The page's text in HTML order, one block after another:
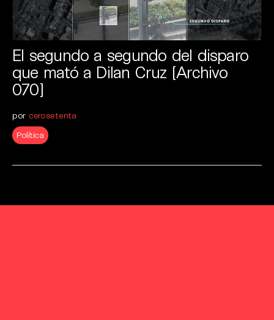
El segundo a segundo del disparo
que mató a Dilan Cruz [Archivo
070]
por cerosetenta
Política